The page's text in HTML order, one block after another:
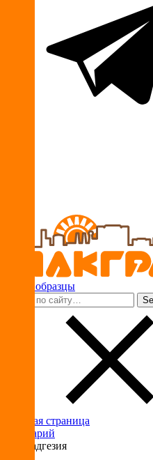
Ваши образцы
Главная страница
Глоссарий
Антиадгезия